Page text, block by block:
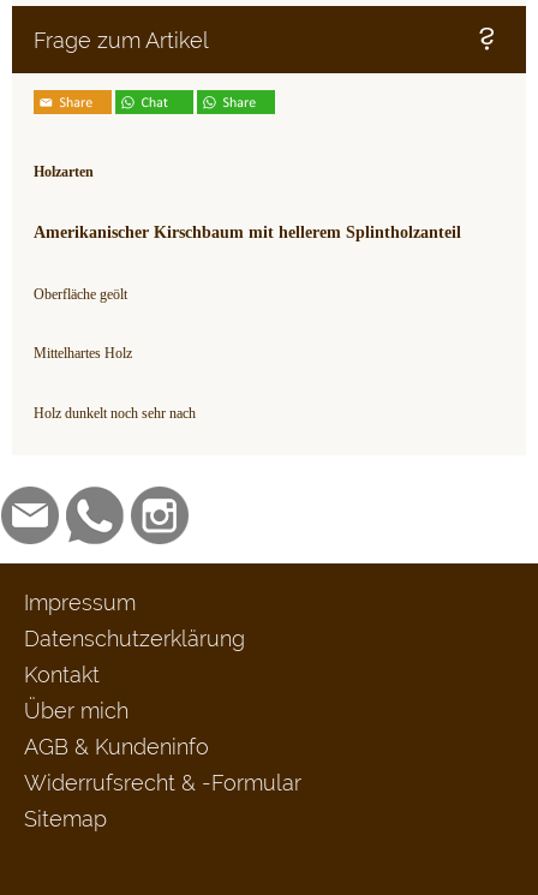
Frage zum Artikel
Holzarten
Amerikanischer Kirschbaum mit hellerem Splintholzanteil
Oberfläche geölt
Mittelhartes Holz
Holz dunkelt noch sehr nach
Impressum
Datenschutzerklärung
Kontakt
Über mich
AGB & Kundeninfo
Widerrufsrecht & -Formular
Sitemap